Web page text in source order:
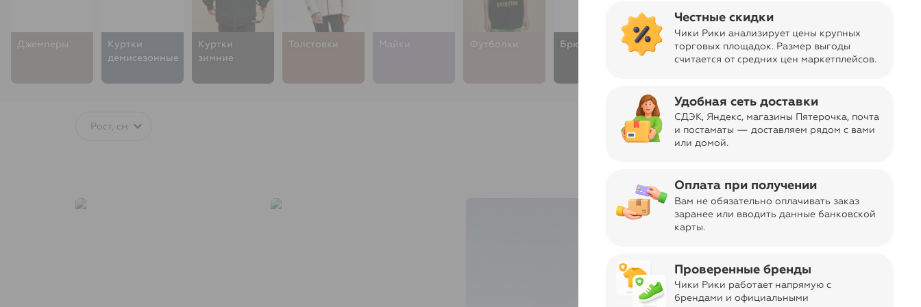
Честные скидки
Чики Рики анализирует цены крупных
торговых площадок. Размер выгоды
считается от средних цен маркетплейсов.
Удобная сеть доставки
СДЭК, Яндекс, магазины Пятерочка, почта
и постаматы — доставляем рядом с вами
или домой.
Оплата при получении
Вам не обязательно оплачивать заказ
заранее или вводить данные банковской
карты.
Проверенные бренды
Чики Рики работает напрямую с
брендами и официальными
Джемперы
Куртки
демисезонные
Куртки
зимние
Толстовки Майки Футболки Брюки Джинсы
Комбинезоны
зимние
Полукомбинез
оны
Рост, см